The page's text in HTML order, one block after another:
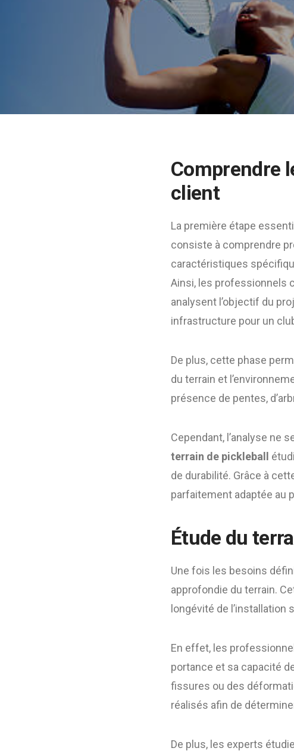
Comprendre
client
La première étape
consiste à comprendre
caractéristiques
Ainsi, les professionnels
analysent l’objectif du
infrastructure pour un
De plus, cette phase
du terrain et
présence de pentes,
Cependant, l’analyse ne
terrain de pickleball
de durabilité. Grâce à
parfaitement adaptée au
Étude du
Une fois les besoins
approfondie du terrain.
longévité de l’installation
En effet, les
portance et sa capacité
fissures ou des
réalisés afin de
De plus, les experts